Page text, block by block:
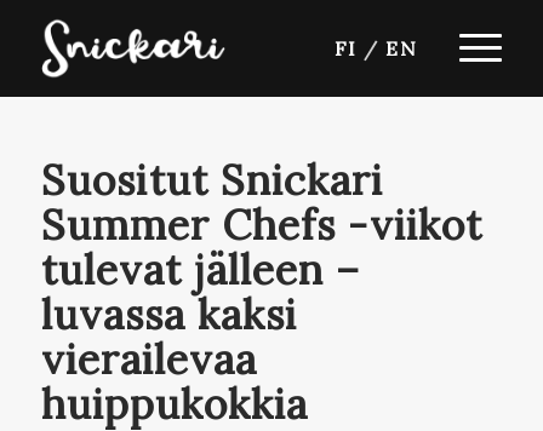
FI / EN
Suositut Snickari
Summer Chefs -viikot
tulevat jälleen –
luvassa kaksi
vierailevaa
huippukokkia